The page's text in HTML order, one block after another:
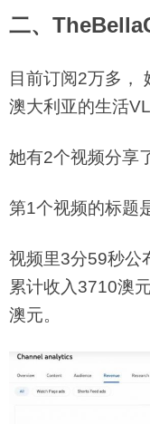
二、
目前订阅2万多，
澳大利亚的生活
她有2个视频分享
第1个视频的标题
视频里3分59秒公
累计收入3710澳
澳元。